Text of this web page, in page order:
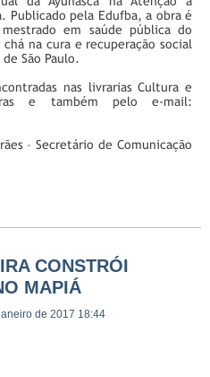
Publicado pela Edufba, a obra é
em saúde pública do
na cura e recuperação social
São Paulo.
nas livrarias Cultura e
e também pelo e-mail:
– Secretário de Comunicação
CONSTRÓI
MAPIÁ
de 2017 18:44